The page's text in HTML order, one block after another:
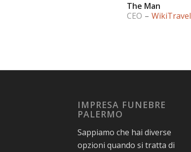
The Man
CEO – WikiTravel
IMPRESA FUNEBRE
PALERMO
Sappiamo che hai diverse
opzioni quando si tratta di